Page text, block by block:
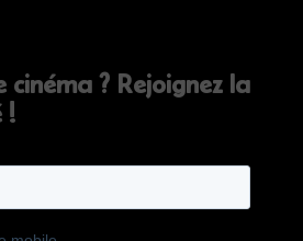
cinéma ? Rejoignez la
!